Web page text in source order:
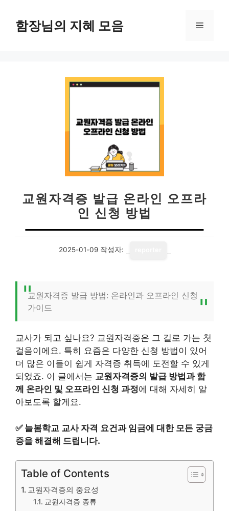
함장님의 지혜 모음 메
교원자격증 발급 온라인 오프라
인 신청 방법
2025-01-09 작성자:
교원자격증 발급 방법: 온라인과 오프라인 신청
가이드
교사가 되고 싶나요? 교원자격증은 그 길로 가는 첫
걸음이에요. 특히 요즘은 다양한 신청 방법이 있어
더 많은 이들이 쉽게 자격증 취득에 도전할 수 있게
되었죠. 이 글에서는 교원자격증의 발급 방법과 함
께 온라인 및 오프라인 신청 과정에 대해 자세히 알
아보도록 할게요.
✅ 늘봄학교 교사 자격 요건과 임금에 대한 모든 궁금
증을 해결해 드립니다.
Table of Contents
교원자격증의 중요성
교원자격증 종류